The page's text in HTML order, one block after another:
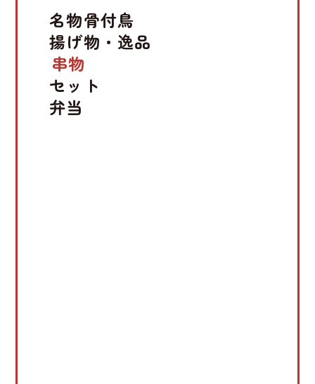
名物骨付鳥
揚げ物・逸品
串物
セット
弁当